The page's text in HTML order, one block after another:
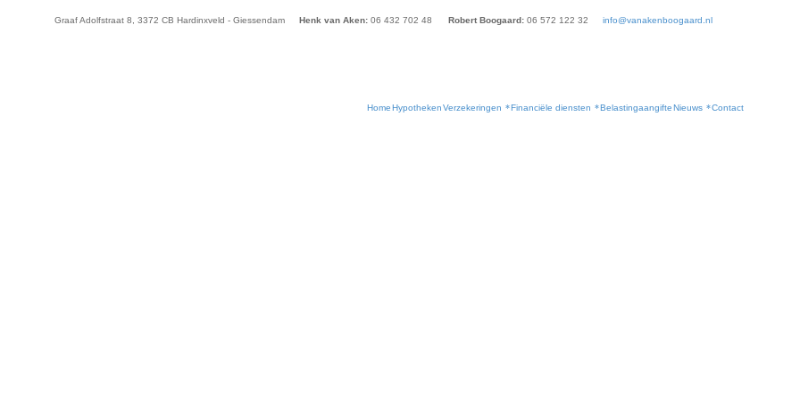
Graaf Adolfstraat 8, 3372 CB Hardinxveld - Giessendam Henk van Aken:06 432 702 48 Robert Boogaard: 06 572 122 32 info@vanakenboogaard.nl
HomeHypothekenVerzekeringen Financiële diensten BelastingaangifteNieuws Contact